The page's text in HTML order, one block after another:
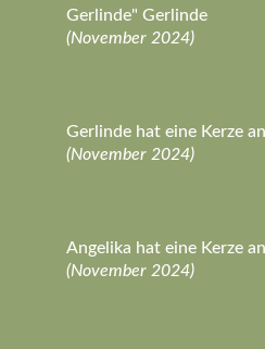
Gerlinde" Gerlinde
(November 2024)
Gerlinde hat eine Kerze
(November 2024)
Angelika hat eine Kerze
(November 2024)